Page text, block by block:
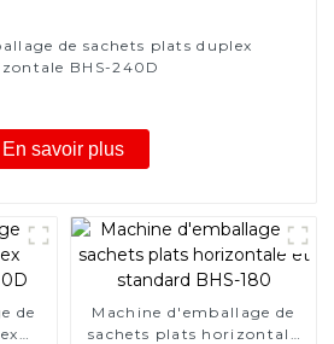
de sachets plats duplex
BHS-240D
En savoir plus
de
Machine d'emballage de
sachets plats horizontale